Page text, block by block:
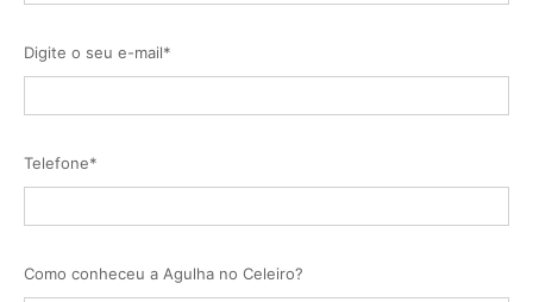
Digite o seu e-mail*
Telefone*
Como conheceu a Agulha no Celeiro?